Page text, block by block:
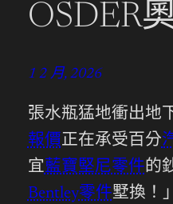
OSDER
1 2 月, 2026
張水瓶猛地衝出地
報價正在承受百分
宜藍寶堅尼零件的
Bentley零件墅換！